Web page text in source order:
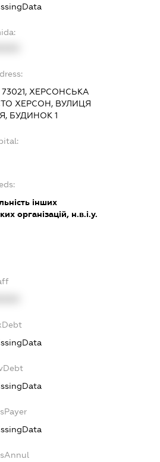
73021, ХЕРСОНСЬКА
ХЕРСОН, ВУЛИЦЯ
БУДИНОК 1
інших
організацій, н.в.і.у.